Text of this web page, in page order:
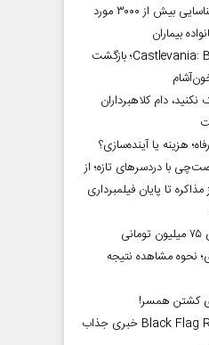
«پرستار پیگیر» | شناسایی بیش از ۳۰۰۰ مورد
بیماران
Castlevania: Belmont’s Curse؛ بازگشت
دام کلاهبرداران
هزینه یا آینده‌سازی؟
با دردسر‌های تازه؛ از
تا پایان فیلمبرداری
استعلام وام ضروری ۷۵ میلیون تومانی
نحوه مشاهده نتیجه
کشتن همسر!
بازگشت Black Flag Resynced خبری جذاب